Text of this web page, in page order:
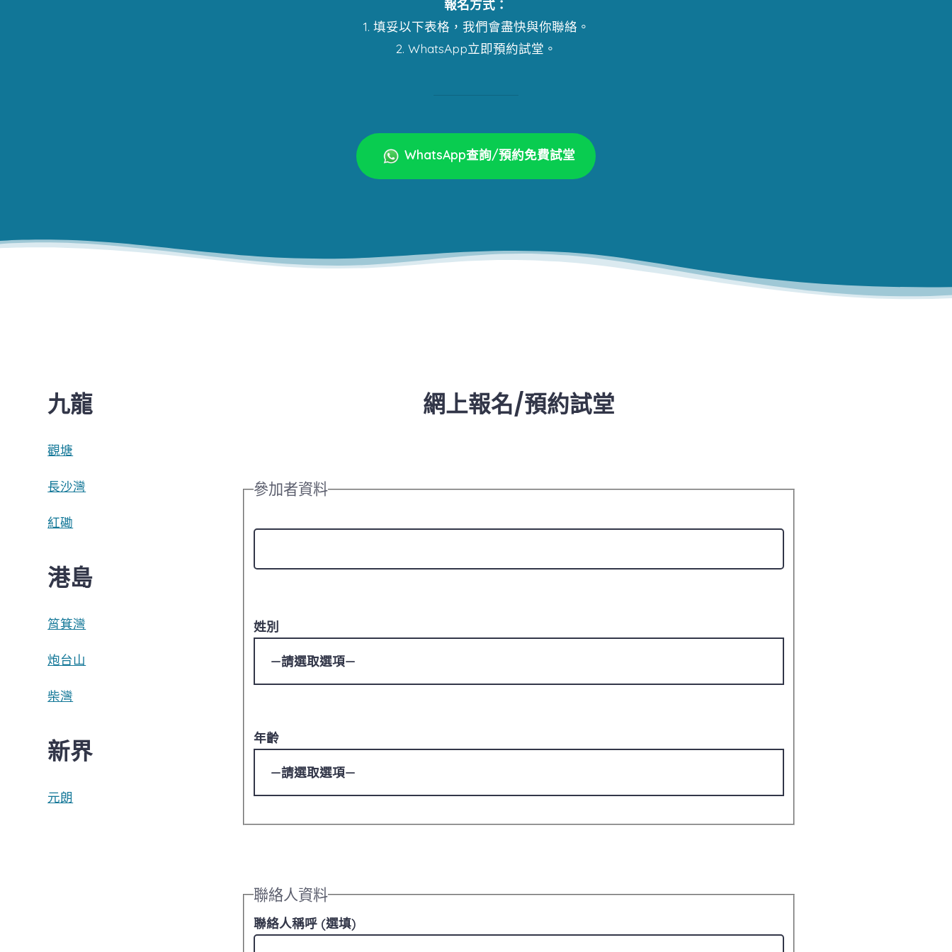
報名方式：
1. 填妥以下表格，我們會盡快與你聯絡。
2. WhatsApp立即預約試堂。
WhatsApp查詢/預約免費試堂
九龍
觀塘
長沙灣
紅磡
港島
筲箕灣
炮台山
柴灣
新界
元朗
網上報名/預約試堂
參加者資料
姓別
年齡
聯絡人資料
聯絡人稱呼 (選填)